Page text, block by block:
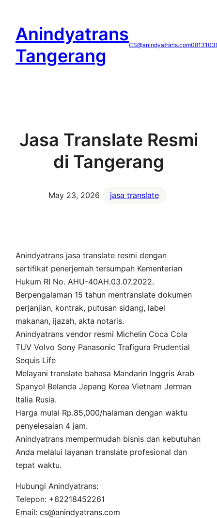
content
Anindyatrans
Tangerang
CS@anindyatrans.com
Jasa Translate Resmi
di Tangerang
May 23, 2026 jasa translate
Anindyatrans jasa translate resmi dengan
sertifikat penerjemah tersumpah Kementerian
Hukum RI No. AHU-40AH.03.07.2022.
Berpengalaman 15 tahun mentranslate dokumen
perjanjian, kontrak, putusan sidang, label
makanan, ijazah, akta notaris.
Anindyatrans vendor resmi Michelin Coca Cola
TUV Volvo Sony Panasonic Trafigura Prudential
Sequis Life
Melayani translate bahasa Mandarin Inggris Arab
Spanyol Belanda Jepang Korea Vietnam Jerman
Italia Rusia.
Harga mulai Rp.85,000/halaman dengan waktu
penyelesaian 4 jam.
Anindyatrans mempermudah bisnis dan kebutuhan
Anda melalui layanan translate profesional dan
tepat waktu.
Hubungi Anindyatrans:
Telepon: +62218452261
Email: cs@anindyatrans.com